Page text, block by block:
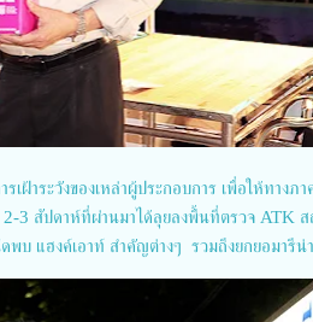
เฝ้าระวังของเหล่าผู้ประกอบการ เพื่อให้ทางภ
2-3 สัปดาห์ที่ผ่านมาได้ลุยลงพื้นที่ตรวจ ATK
บ แฮงค์เอาท์ สำคัญต่างๆ รวมถึงยกยอมารีน่า